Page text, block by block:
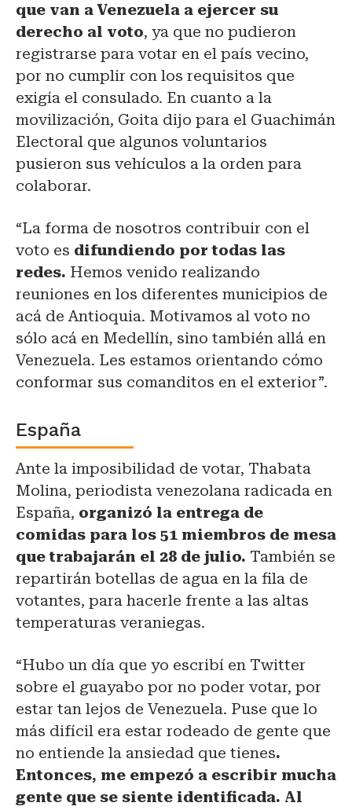
que van a Venezuela a ejercer su
derecho al voto, ya que no pudieron
registrarse para votar en el país vecino,
por no cumplir con los requisitos que
exigía el consulado. En cuanto a la
movilización, Goita dijo para el Guachimán
Electoral que algunos voluntarios
pusieron sus vehículos a la orden para
colaborar.
“La forma de nosotros contribuir con el
voto es difundiendo por todas las
redes. Hemos venido realizando
reuniones en los diferentes municipios de
acá de Antioquia. Motivamos al voto no
sólo acá en Medellín, sino también allá en
Venezuela. Les estamos orientando cómo
conformar sus comanditos en el exterior”.
España
Ante la imposibilidad de votar, Thabata
Molina, periodista venezolana radicada en
España, organizó la entrega de
comidas para los 51 miembros de mesa
que trabajarán el 28 de julio. También se
repartirán botellas de agua en la fila de
votantes, para hacerle frente a las altas
temperaturas veraniegas.
“Hubo un día que yo escribí en Twitter
sobre el guayabo por no poder votar, por
estar tan lejos de Venezuela. Puse que lo
más difícil era estar rodeado de gente que
no entiende la ansiedad que tienes.
Entonces, me empezó a escribir mucha
gente que se siente identificada. Al